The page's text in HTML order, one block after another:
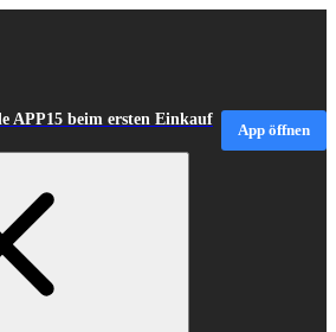
APP15 beim ersten Einkauf
App öffnen